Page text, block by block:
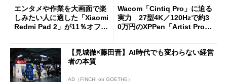
エンタメや作業を大画面で楽
しみたい人に適した「Xiaomi
Redmi Pad 2」が11％オフの
Wacom「Cintiq Pro」に迫る
実力 27型4K／120Hzで約3
0万円のXPPen「Artist Pro 2
【見城徹×藤田晋】AI時代でも変わらない経営
者の本質
AD（FINCHI on GOETHE）